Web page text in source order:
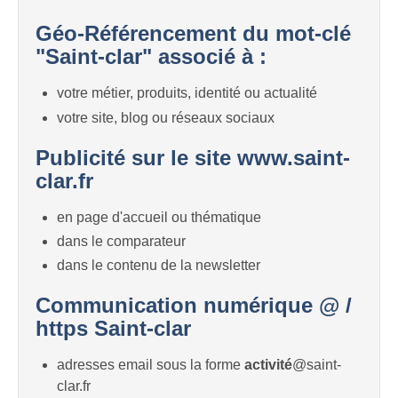
Géo-Référencement du mot-clé
"Saint-clar" associé à :
votre métier, produits, identité ou actualité
votre site, blog ou réseaux sociaux
Publicité sur le site www.saint-
clar.fr
en page d'accueil ou thématique
dans le comparateur
dans le contenu de la newsletter
Communication numérique @ /
https Saint-clar
adresses email sous la forme activité@saint-
clar.fr